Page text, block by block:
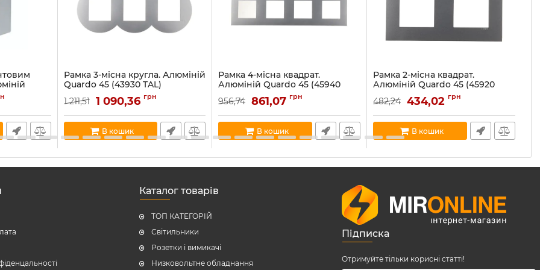
Рамка 3-місна кругла. Алюміній
Quardo 45 (43930 TAL)
Артикул:43930 TAL
В наявності:72
1 211,51 1 090,36 грн
В кошик
Рамка 4-місна квадрат.
Алюміній Quardo 45 (45940
Артикул: 45940 TAL
В наявності:23
956,74 861,07 грн
В кошик
Рамка 2-місна квадрат.
Алюміній Quardo 45 (45920
Артикул:
45920 TAL
В наявності:73
482,24 434,02 грн
В кошик
Каталог товарів
ТОП КАТЕГОРІЙ
Світильники
Розетки і вимикачі
Низковольтне обладнання
Підписка
Отримуйте тільки корисні статті!